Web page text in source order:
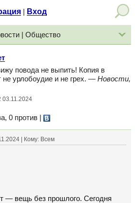
Вход
| Общество
повода не выпить! Копия в
не урлобоудие и не грех. — Новости,
03.11.2024
0 против
| Кому: Всем
— вещь без прошлого. Сегодня